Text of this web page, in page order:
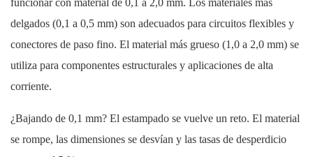
funcionar con material de 0,1 a 2,0 mm. Los materiales más
delgados (0,1 a 0,5 mm) son adecuados para circuitos flexibles y
conectores de paso fino. El material más grueso (1,0 a 2,0 mm) se
utiliza para componentes estructurales y aplicaciones de alta
corriente.
¿Bajando de 0,1 mm? El estampado se vuelve un reto. El material
se rompe, las dimensiones se desvían y las tasas de desperdicio